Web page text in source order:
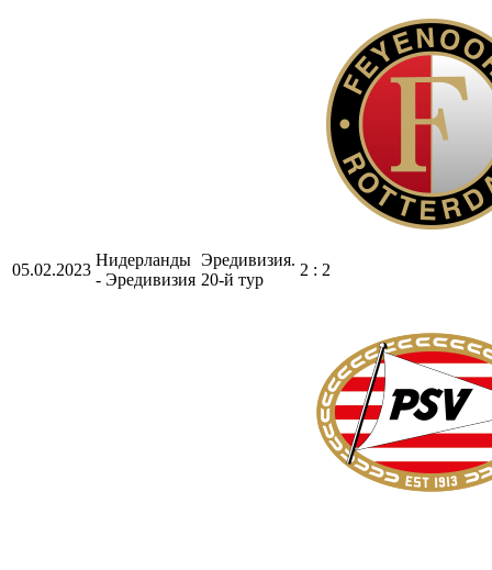
05.02.2023
Нидерланды
- Эредивизия
Эредивизия.
20-й тур
2 : 2